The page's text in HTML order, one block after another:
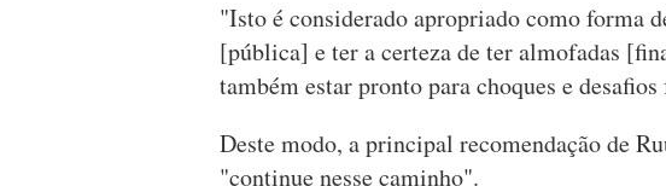
"Isto é considerado apropriado como forma
[pública] e ter a certeza de ter almofadas
também estar pronto para choques e
Deste modo, a principal recomendação de
"continue nesse caminho".